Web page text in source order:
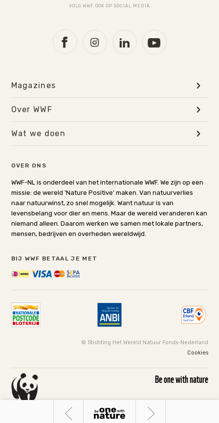
bril:
VOLG WWF OOK OP SOCIAL MEDIA
OVER ONS
WWF-NL is onderdeel van het internationale WWF. We zijn op een
missie: de wereld 'Nature Positive' maken. Van natuurverlies
naar natuurwinst, zo snel mogelijk. Want natuur is van
levensbelang voor dier en mens. Maar de wereld veranderen kan
niemand alleen. Daarom werken we samen met lokale partners,
mensen, bedrijven en overheden wereldwijd.
BIJ WWF BETAAL JE MET
Magazines
Over WWF
Wat we doen
© Stichting Het Wereld Natuur Fonds-Nederland
Cookies
Be one with nature